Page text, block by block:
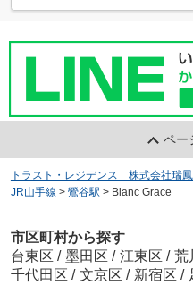
ペー
トラスト・レジデンス 株式会社瑞
JR山手線 > 鶯谷駅 > Blanc Grace
市区町村から探す
台東区 / 墨田区 / 江東区 / 荒
千代田区 / 文京区 / 新宿区 /